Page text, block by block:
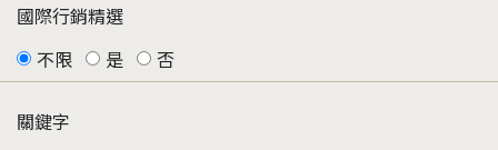
國際行銷精選
不限
是 否
關鍵字